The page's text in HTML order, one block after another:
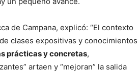
de Campana, explicó: “El contexto
clases expositivas y conocimientos
prácticas y concretas,
artaen y “mejoran” la salida